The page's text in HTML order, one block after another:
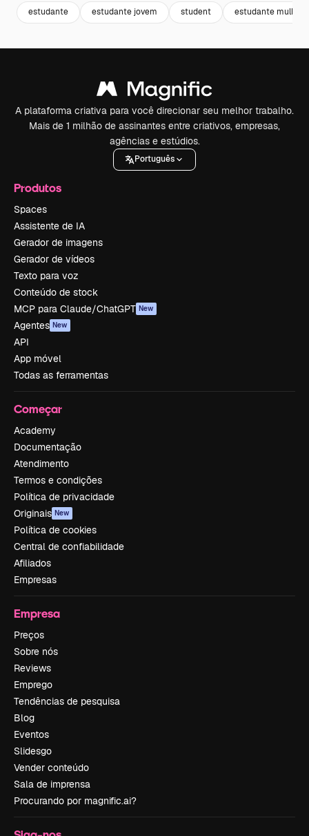
estudante estudante jovem student estudante mulher
A plataforma criativa para você direcionar seu melhor trabalho.
Mais de 1 milhão de assinantes entre criativos, empresas,
agências e estúdios.
Português
Produtos
Spaces
Assistente de IA
Gerador de imagens
Gerador de vídeos
Texto para voz
Conteúdo de stock
MCP para Claude/ChatGPT New
Agentes New
API
App móvel
Todas as ferramentas
Começar
Academy
Documentação
Atendimento
Termos e condições
Política de privacidade
Originais New
Política de cookies
Central de confiabilidade
Afiliados
Empresas
Empresa
Preços
Sobre nós
Reviews
Emprego
Tendências de pesquisa
Blog
Eventos
Slidesgo
Vender conteúdo
Sala de imprensa
Procurando por magnific.ai?